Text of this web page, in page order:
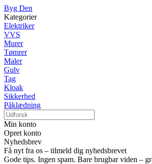
Byg Den
Kategorier
Elektriker
VVS
Murer
Tømrer
Maler
Gulv
Tag
Kloak
Sikkerhed
Påklædning
Min konto
Opret konto
Nyhedsbrev
Få nyt fra os – tilmeld dig nyhedsbrevet
Gode tips. Ingen spam. Bare brugbar viden –